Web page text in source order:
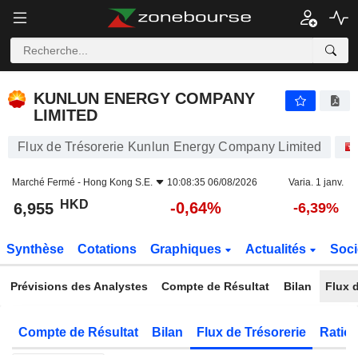
KUNLUN ENERGY COMPANY
LIMITED
Flux de Trésorerie Kunlun Energy Company Limited
Marché Fermé - Hong Kong S.E. 10:08:35 06/08/2026 Varia. 1 janv.
6,955 HKD -0,64% -6,39%
Synthèse Cotations Graphiques Actualités
Prévisions des Analystes Compte de Résultat Bilan Flux
Compte de Résultat Bilan Flux de Trésorerie